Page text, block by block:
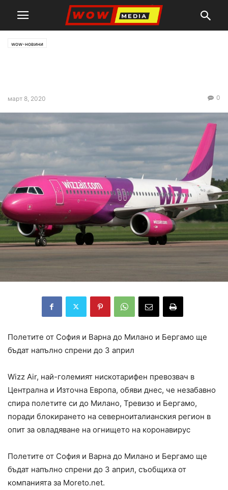
wow-новини
март 8, 2020 0
Полетите от София и Варна до Милано и Бергамо ще
бъдат напълно спрени до 3 април
Wizz Air, най-големият нискотарифен превозвач в
Централна и Източна Европа, обяви днес, че незабавно
спира полетите си до Милано, Тревизо и Бергамо,
поради блокирането на северноиталианския регион в
опит за овладяване на огнището на коронавирус
Полетите от София и Варна до Милано и Бергамо ще
бъдат напълно спрени до 3 април, съобщиха от
компанията за Moreto.net.